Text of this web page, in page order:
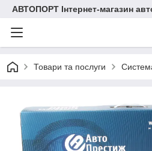
АВТОПОРТ Інтернет-магазин
Товари та послуги